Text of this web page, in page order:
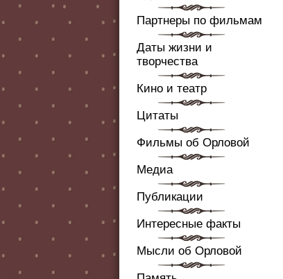
Партнеры по фильмам
Даты жизни и
творчества
Кино и театр
Цитаты
Фильмы об Орловой
Медиа
Публикации
Интересные факты
Мысли об Орловой